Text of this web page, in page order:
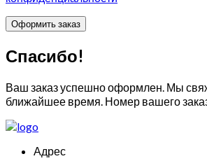
Спасибо!
Ваш заказ успешно оформлен. Мы
ближайшее время. Номер вашего
Адрес